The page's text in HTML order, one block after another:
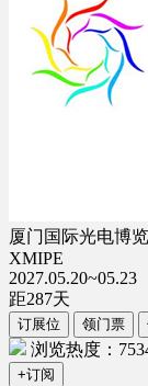
厦门国际光电博
XMIPE
2027.05.20~05.23
距287天
订展位 领门票
浏览热度：
+订阅